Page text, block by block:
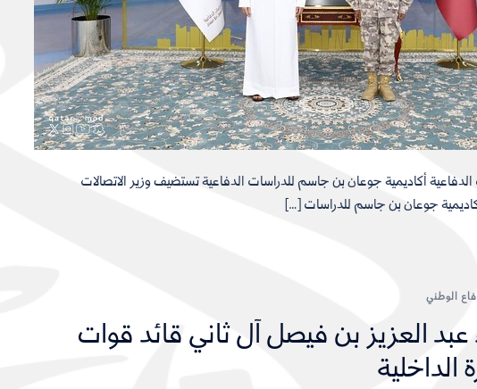
أكاديمية جوعان بن جاسم للدراسات الدفاعية تستضيف وزير الاتصالات
جوعان بن جاسم للدراسات […]
الوطني
عبد العزيز بن فيصل آل ثاني قائد قوات
الداخلية